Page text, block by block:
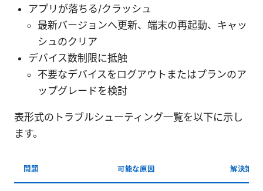
アプリが落ちる/クラッシュ
最新バージョンへ更新、端末の再起動、キャッ
シュのクリア
デバイス数制限に抵触
不要なデバイスをログアウトまたはプランのア
ップグレードを検討
表形式のトラブルシューティング一覧を以下に示し
ます。
問題 可能な原因 解決策